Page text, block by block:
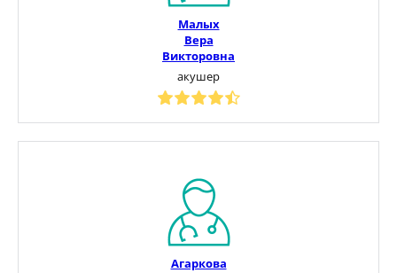
Малых
Вера
Викторовна
акушер
Агаркова